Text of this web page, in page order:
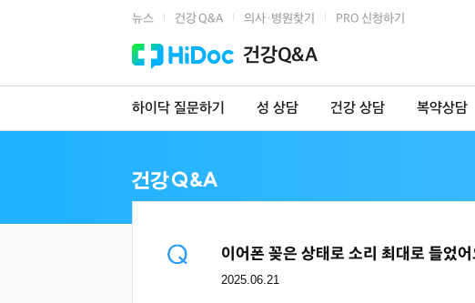
뉴스 건강 Q&A 의사·병원찾기 PRO 신청하기
건강Q&A
하이닥 질문하기 성 상담 건강 상담 복약상담
이어폰 꽂은 상태로 소리 최대로 들었
2025.06.21